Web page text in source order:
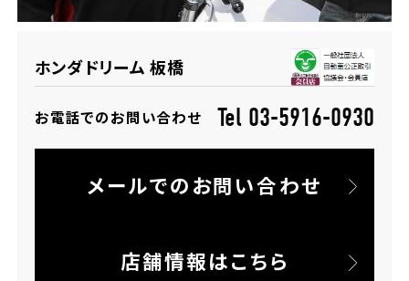
ホンダドリーム 板橋
お電話でのお問い合わせ Tel 03-5916-0930
メールでのお問い合わせ
店舗情報はこちら
ホンダドリーム ふかや花園
ホンダドリーム 所沢